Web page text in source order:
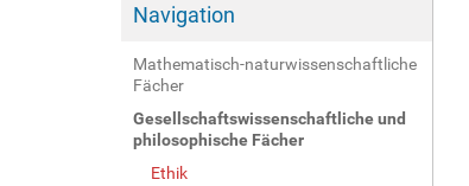
Navigation
Mathematisch-naturwissenschaftliche
Fächer
Gesellschaftswissenschaftliche und
philosophische Fächer
Ethik